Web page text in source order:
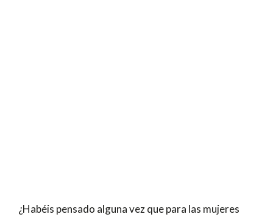
¿Habéis pensado alguna vez que para las mujeres